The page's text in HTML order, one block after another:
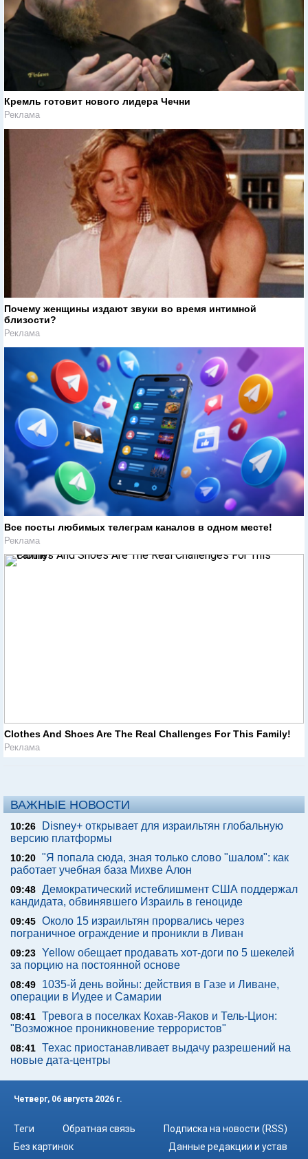
Кремль готовит нового лидера Чечни
Реклама
Почему женщины издают звуки во время интимной
близости?
Реклама
Все посты любимых телеграм каналов в одном месте!
Реклама
Clothes And Shoes Are The Real Challenges For This Family!
Реклама
ВАЖНЫЕ НОВОСТИ
10:26
Disney+ открывает для израильтян глобальную
версию платформы
10:20 "Я попала сюда, зная только слово "шалом": как
работает учебная база Михве Алон
09:48 Демократический истеблишмент США поддержал
кандидата, обвинявшего Израиль в геноциде
09:45 Около 15 израильтян прорвались через
пограничное ограждение и проникли в Ливан
09:23 Yellow обещает продавать хот-доги по 5 шекелей
за порцию на постоянной основе
08:49
1035-й день войны: действия в Газе и Ливане,
операции в Иудее и Самарии
08:41 Тревога в поселках Кохав-Яаков и Тель-Цион:
"Возможное проникновение террористов"
08:41 Техас приостанавливает выдачу разрешений на
новые дата-центры
Четверг, 06 августа 2026 г.
Теги Обратная связь
Подписка на новости (RSS)
Без картинок
Данные редакции и устав